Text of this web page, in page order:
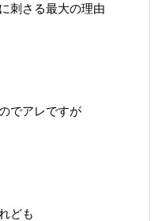
刺さる最大の理由
でアレですが
ども